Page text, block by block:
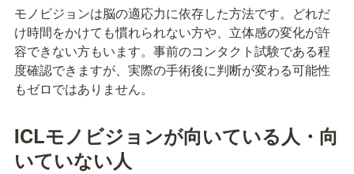
モノビジョンは脳の適応力に依存した方法です。どれだ
け時間をかけても慣れられない方や、立体感の変化が許
容できない方もいます。事前のコンタクト試験である程
度確認できますが、実際の手術後に判断が変わる可能性
もゼロではありません。
ICLモノビジョンが向いている人・向
いていない人